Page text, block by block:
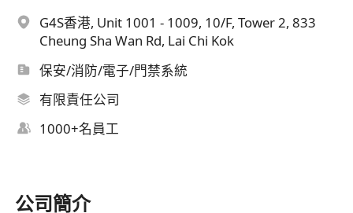
G4S香港, Unit 1001 - 1009, 10/F, Tower 2, 833
Cheung Sha Wan Rd, Lai Chi Kok
保安/消防/電子/門禁系統
有限責任公司
1000+名員工
公司簡介